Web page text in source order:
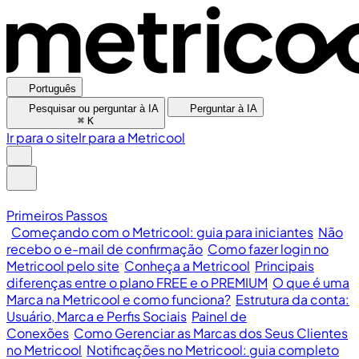
Português
Pesquisar ou perguntar à IA
⌘ K
Perguntar à IA
Ir para o siteIr para a Metricool
Primeiros Passos
Começando com o Metricool: guia para iniciantes Não
recebo o e-mail de confirmação Como fazer login no
Metricool pelo site Conheça a Metricool Principais
diferenças entre o plano FREE e o PREMIUM O que é uma
Marca na Metricool e como funciona? Estrutura da conta:
Usuário, Marca e Perfis Sociais Painel de
Conexões Como Gerenciar as Marcas dos Seus Clientes
no Metricool Notificações no Metricool: guia completo